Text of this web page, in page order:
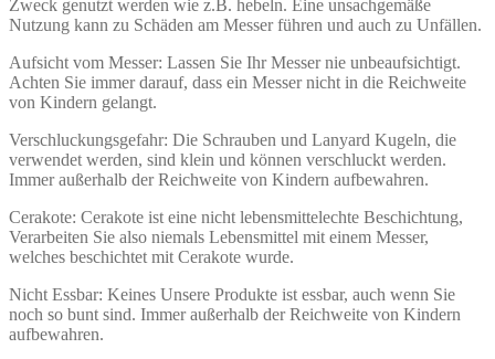
Zweck genutzt werden wie z.B. hebeln. Eine unsachgemäße
Nutzung kann zu Schäden am Messer führen und auch zu Unfällen.
Aufsicht vom Messer: Lassen Sie Ihr Messer nie unbeaufsichtigt.
Achten Sie immer darauf, dass ein Messer nicht in die Reichweite
von Kindern gelangt.
Verschluckungsgefahr: Die Schrauben und Lanyard Kugeln, die
verwendet werden, sind klein und können verschluckt werden.
Immer außerhalb der Reichweite von Kindern aufbewahren.
Cerakote: Cerakote ist eine nicht lebensmittelechte Beschichtung,
Verarbeiten Sie also niemals Lebensmittel mit einem Messer,
welches beschichtet mit Cerakote wurde.
Nicht Essbar: Keines Unsere Produkte ist essbar, auch wenn Sie
noch so bunt sind. Immer außerhalb der Reichweite von Kindern
aufbewahren.